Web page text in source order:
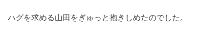
ハグを求める山田をぎゅっと抱きしめたのでした。